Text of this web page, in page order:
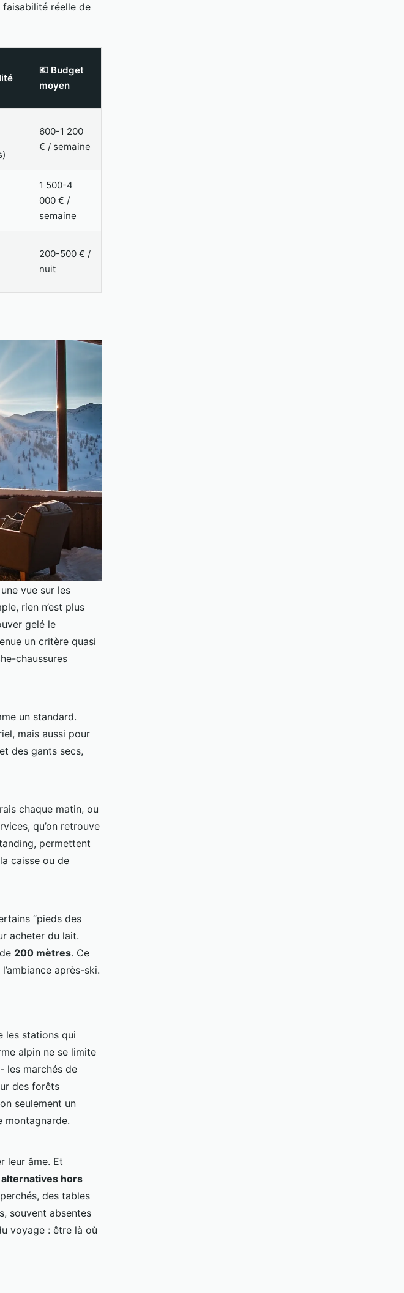
réelle de
💶 Budget
moyen
600-1 200
€ / semaine
1 500-4
000 € /
semaine
200-500 € /
nuit
vue sur les
rien n’est plus
gelé le
un critère quasi
chaussures
un standard.
mais aussi pour
des gants secs,
chaque matin, ou
qu’on retrouve
permettent
caisse ou de
“pieds des
acheter du lait.
200 mètres. Ce
après-ski.
les stations qui
alpin ne se limite
les marchés de
des forêts
seulement un
montagnarde.
leur âme. Et
alternatives hors
des tables
souvent absentes
voyage : être là où